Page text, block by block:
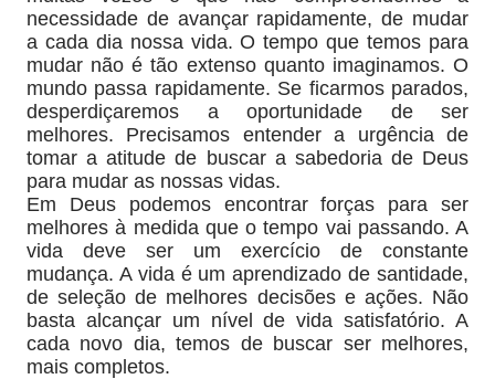
necessidade de avançar rapidamente, de mudar
a cada dia nossa vida. O tempo que temos para
mudar não é tão extenso quanto imaginamos. O
mundo passa rapidamente. Se ficarmos parados,
desperdiçaremos a oportunidade de ser
melhores. Precisamos entender a urgência de
tomar a atitude de buscar a sabedoria de Deus
para mudar as nossas vidas.
Em Deus podemos encontrar forças para ser
melhores à medida que o tempo vai passando. A
vida deve ser um exercício de constante
mudança. A vida é um aprendizado de santidade,
de seleção de melhores decisões e ações. Não
basta alcançar um nível de vida satisfatório. A
cada novo dia, temos de buscar ser melhores,
mais completos.